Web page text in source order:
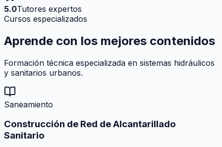
5.0Tutores expertos
Cursos especializados
Aprende con los mejores contenidos
Formación técnica especializada en sistemas hidráulicos
y sanitarios urbanos.
Saneamiento
Construcción de Red de Alcantarillado
Sanitario